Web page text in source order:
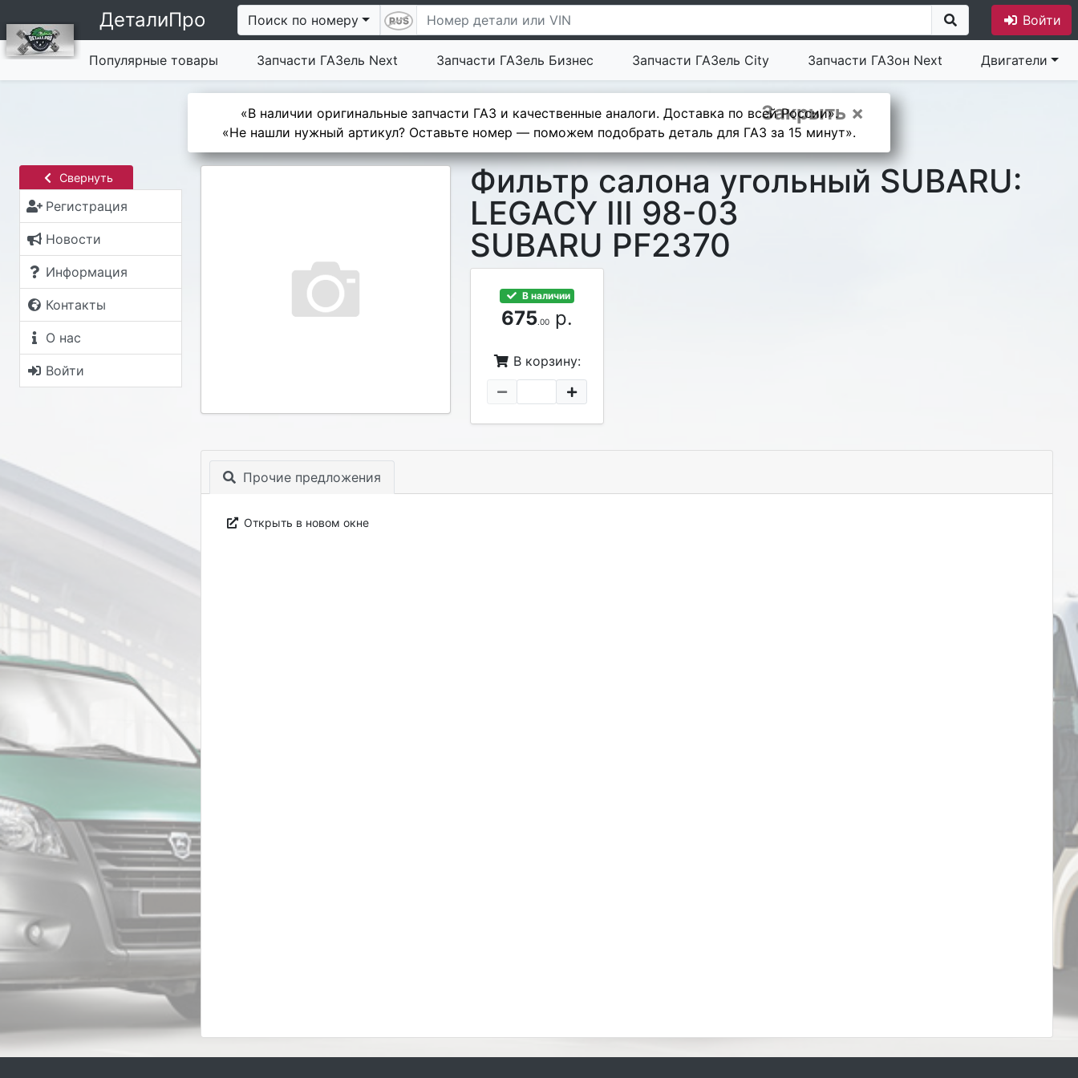
ДеталиПро Поиск по номеру Войти
Популярные товары Запчасти ГАЗель Next Запчасти ГАЗель Бизнес Запчасти ГАЗель City Запчасти ГАЗон Next Двигатели
Закрыть ×
«В наличии оригинальные запчасти ГАЗ и качественные аналоги. Доставка по всей России».
«Не нашли нужный артикул? Оставьте номер — поможем подобрать деталь для ГАЗ за 15 минут».
Свернуть
Регистрация
Новости
Информация
Контакты
О нас
Войти
Фильтр салона угольный SUBARU:
LEGACY III 98-03
SUBARU PF2370
В наличии
675.00р.
В корзину:
Прочие предложения
Открыть в новом окне